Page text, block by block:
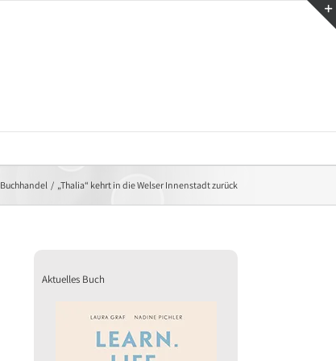
Buchhandel „Thalia“ kehrt in die Welser Innenstadt zurück
Aktuelles Buch